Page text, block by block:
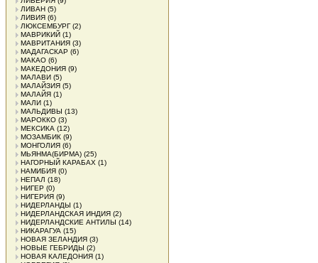
ЛИВАН (5)
ЛИВИЯ (6)
ЛЮКСЕМБУРГ(2)
МАВРИКИЙ (1)
МАВРИТАНИЯ (3)
МАДАГАСКАР (6)
МАКАО (6)
МАКЕДОНИЯ (9)
МАЛАВИ (5)
МАЛАЙЗИЯ (5)
МАЛАЙЯ (1)
МАЛИ (1)
МАЛЬДИВЫ (13)
МАРОККО (3)
МЕКСИКА (12)
МОЗАМБИК (9)
МОНГОЛИЯ (6)
МЬЯНМА(БИРМА) (25)
НАГОРНЫЙ КАРАБАХ (1)
НАМИБИЯ (0)
НЕПАЛ (18)
НИГЕР (0)
НИГЕРИЯ (9)
НИДЕРЛАНДЫ (1)
НИДЕРЛАНДСКАЯ ИНДИЯ (2)
НИДЕРЛАНДСКИЕ АНТИЛЫ (14)
НИКАРАГУА (15)
НОВАЯ ЗЕЛАНДИЯ (3)
НОВЫЕ ГЕБРИДЫ (2)
НОВАЯ КАЛЕДОНИЯ (1)